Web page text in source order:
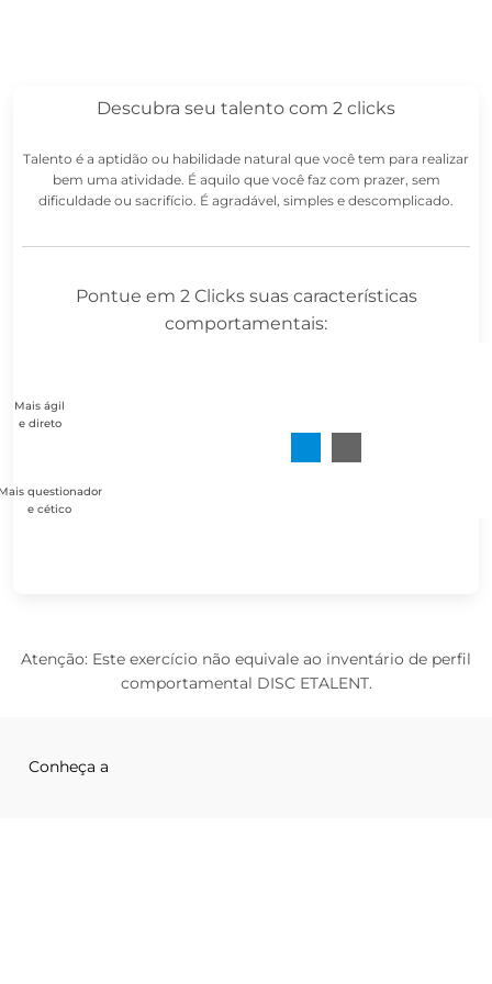
Descubra seu talento com 2 clicks
Talento é a aptidão ou habilidade natural que você tem para realizar
bem uma atividade. É aquilo que você faz com prazer, sem
dificuldade ou sacrifício. É agradável, simples e descomplicado.
Pontue em 2 Clicks suas características
comportamentais:
Mais ágil
e direto
questionador
e cético
Atenção: Este exercício não equivale ao inventário de perfil
comportamental DISC ETALENT.
Conheça a